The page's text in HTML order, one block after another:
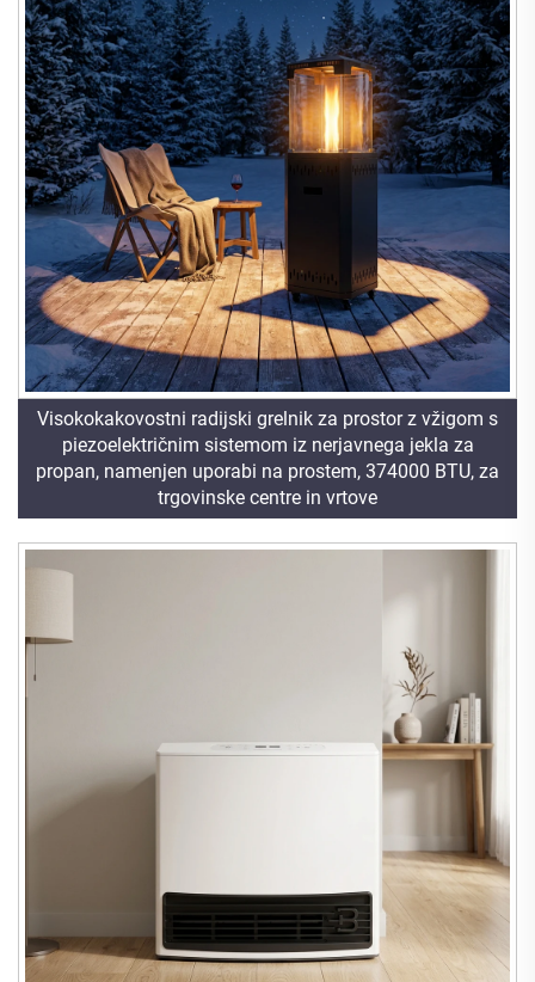
Visokokakovostni radijski grelnik za prostor z vžigom s
piezoelektričnim sistemom iz nerjavnega jekla za
propan, namenjen uporabi na prostem, 374000 BTU, za
trgovinske centre in vrtove